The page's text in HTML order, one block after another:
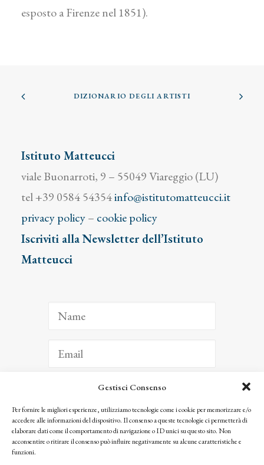
Gestisci Consenso
Per fornire le migliori esperienze, utilizziamo tecnologie come i cookie per memorizzare e/o
accedere alle informazioni del dispositivo. Il consenso a queste tecnologie ci permetterà di
elaborare dati come il comportamento di navigazione o ID unici su questo sito. Non
acconsentire o ritirare il consenso può influire negativamente su alcune caratteristiche e
funzioni.
esposto a Firenze nel 1851).
DIZIONARIO DEGLI ARTISTI
Istituto Matteucci
viale Buonarroti, 9 – 55049 Viareggio (LU)
tel +39 0584 54354info@istitutomatteucci.it
privacy policy– cookie policy
Iscriviti alla Newsletter dell’Istituto
Matteucci
ISCRIVITI
Facendo clic per iscriverti, riconosci che le tue informazioni saranno trattate
seguendo la nostra Privacy Policy
© 2025 Istituto Matteucci. All right reserved